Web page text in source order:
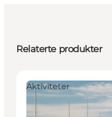
Relaterte produkter
Aktiviteter